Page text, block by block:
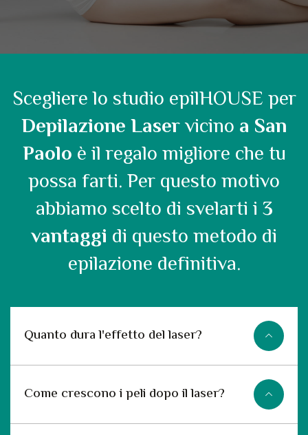
Scegliere lo studio epilHOUSE per
Depilazione Laservicino a San
Paolo è il regalo migliore che tu
possa farti. Per questo motivo
abbiamo scelto di svelarti i 3
vantaggi di questo metodo di
epilazione definitiva.
Quanto dura l'effetto del laser?
Come crescono i peli dopo il laser?